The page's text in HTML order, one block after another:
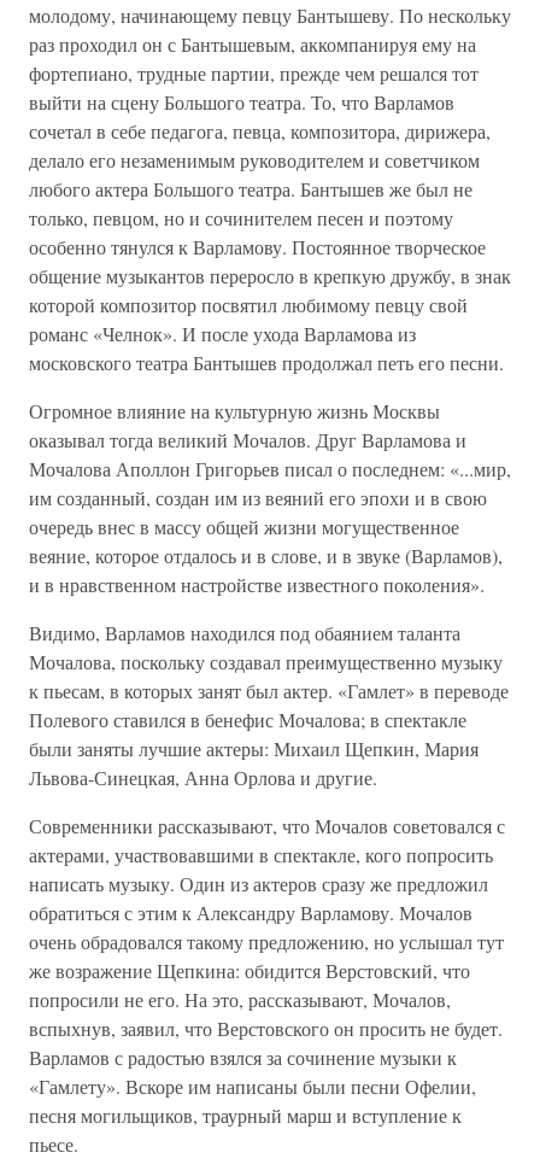
молодому, начинающему певцу Бантышеву. По нескольку
раз проходил он с Бантышевым, аккомпанируя ему на
фортепиано, трудные партии, прежде чем решался тот
выйти на сцену Большого театра. То, что Варламов
сочетал в себе педагога, певца, композитора, дирижера,
делало его незаменимым руководителем и советчиком
любого актера Большого театра. Бантышев же был не
только, певцом, но и сочинителем песен и поэтому
особенно тянулся к Варламову. Постоянное творческое
общение музыкантов переросло в крепкую дружбу, в знак
которой композитор посвятил любимому певцу свой
романс «Челнок». И после ухода Варламова из
московского театра Бантышев продолжал петь его песни.
Огромное влияние на культурную жизнь Москвы
оказывал тогда великий Мочалов. Друг Варламова и
Мочалова Аполлон Григорьев писал о последнем: «...мир,
им созданный, создан им из веяний его эпохи и в свою
очередь внес в массу общей жизни могущественное
веяние, которое отдалось и в слове, и в звуке (Варламов),
и в нравственном настройстве известного поколения».
Видимо, Варламов находился под обаянием таланта
Мочалова, поскольку создавал преимущественно музыку
к пьесам, в которых занят был актер. «Гамлет» в переводе
Полевого ставился в бенефис Мочалова; в спектакле
были заняты лучшие актеры: Михаил Щепкин, Мария
Львова-Синецкая, Анна Орлова и другие.
Современники рассказывают, что Мочалов советовался с
актерами, участвовавшими в спектакле, кого попросить
написать музыку. Один из актеров сразу же предложил
обратиться с этим к Александру Варламову. Мочалов
очень обрадовался такому предложению, но услышал тут
же возражение Щепкина: обидится Верстовский, что
попросили не его. На это, рассказывают, Мочалов,
вспыхнув, заявил, что Верстовского он просить не будет.
Варламов с радостью взялся за сочинение музыки к
«Гамлету». Вскоре им написаны были песни Офелии,
песня могильщиков, траурный марш и вступление к
пьесе.